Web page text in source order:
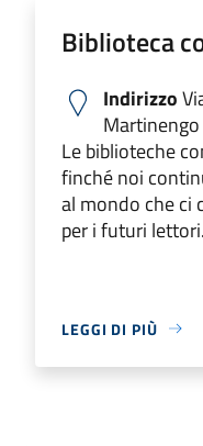
Biblioteca
Indirizzo
Le biblioteche
finché noi
al mondo che ci
per i futuri lettori.
LEGGI DI PIÙ